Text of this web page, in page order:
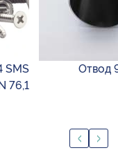
SMS
76,1
Отвод